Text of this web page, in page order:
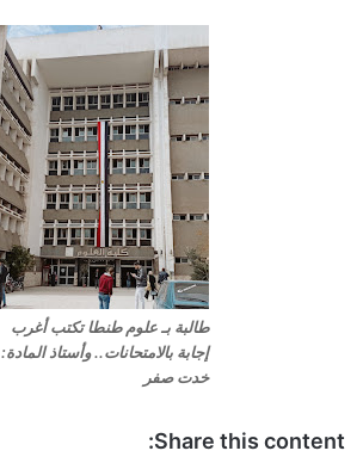
طالبة بـ علوم طنطا تكتب أغرب
إجابة بالامتحانات.. وأستاذ المادة:
خدت صفر
Share this content: